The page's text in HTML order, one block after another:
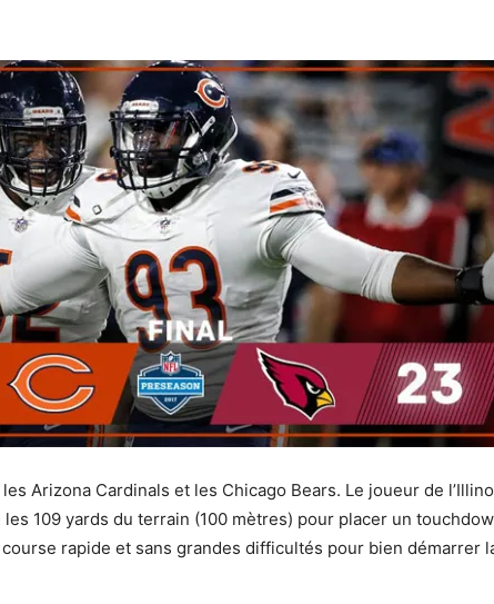
Arizona Cardinals et les Chicago Bears. Le joueur de
109 yards du terrain (100 mètres) pour placer un
rapide et sans grandes difficultés pour bien démarrer